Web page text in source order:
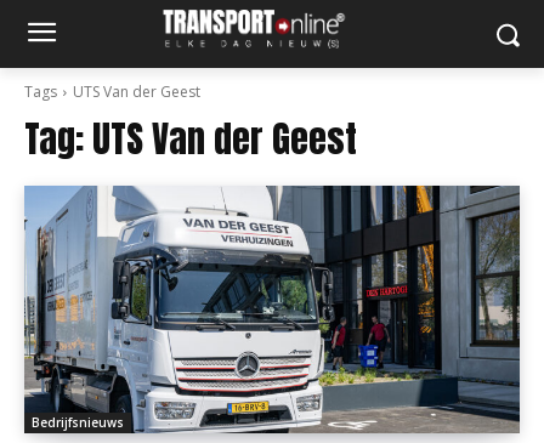
Tags UTS Van der Geest
Tag:UTS Van der Geest
Bedrijfsnieuws